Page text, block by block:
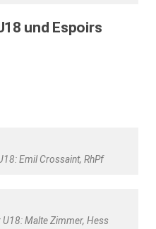
und Espoirs
Emil Crossaint, RhPf
Malte Zimmer, Hess